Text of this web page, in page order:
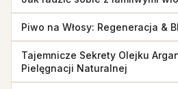
Piwo na Włosy: Regeneracja &
Tajemnicze Sekrety Olejku
Pielęgnacji Naturalnej